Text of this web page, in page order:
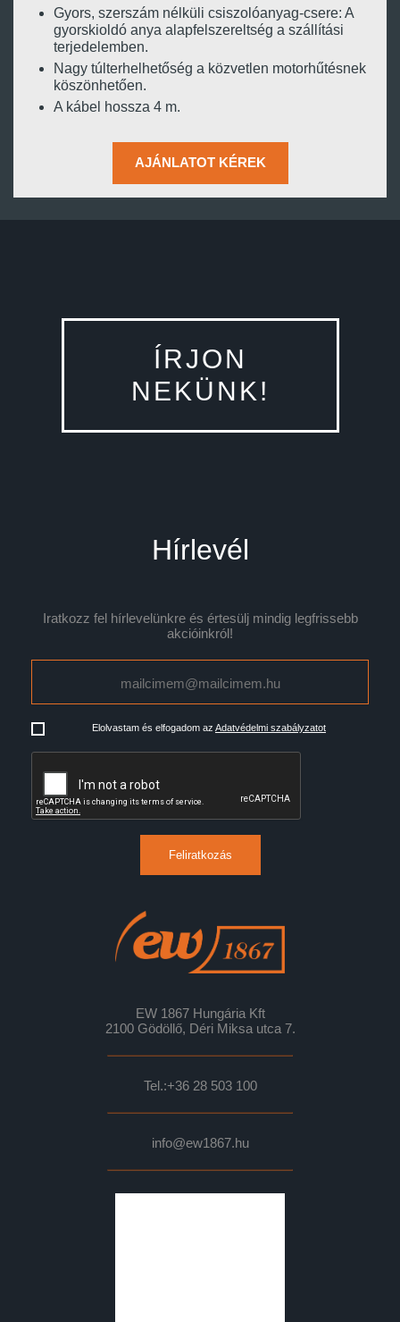
Gyors, szerszám nélküli csiszolóanyag-csere: A
gyorskioldó anya alapfelszereltség a szállítási
terjedelemben.
Nagy túlterhelhetőség a közvetlen motorhűtésnek
köszönhetően.
A kábel hossza 4 m.
AJÁNLATOT KÉREK
ÍRJON
NEKÜNK!
Hírlevél
Iratkozz fel hírlevelünkre és értesülj mindig legfrissebb
akcióinkról!
Elolvastam és elfogadom az Adatvédelmi szabályzatot
Feliratkozás
EW 1867 Hungária Kft
2100 Gödöllő, Déri Miksa utca 7.
Tel.:+36 28 503 100
info@ew1867.hu